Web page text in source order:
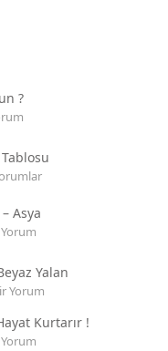
?
Tablosu
Asya
Yalan
Yorum
Kurtarır !